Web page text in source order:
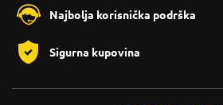
Najbolja korisnička podrška
Sigurna kupovina